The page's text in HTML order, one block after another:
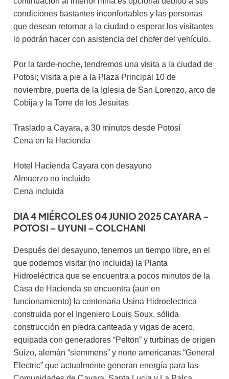
condiciones bastantes inconfortables y las personas
que desean retornar a la ciudad o esperar los visitantes
lo podrán hacer con asistencia del chofer del vehículo.
Por la tarde-noche, tendremos una visita a la ciudad de
Potosi; Visita a pie a la Plaza Principal 10 de
noviembre, puerta de la Iglesia de San Lorenzo, arco de
Cobija y la Torre de los Jesuitas
Traslado a Cayara, a 30 minutos desde Potosí
Cena en la Hacienda
Hotel Hacienda Cayara con desayuno
Almuerzo no incluido
Cena incluida
DIA 4 MIÉRCOLES 04 JUNIO 2025 CAYARA –
POTOSI – UYUNI – COLCHANI
Después del desayuno, tenemos un tiempo libre, en el
que podemos visitar (no incluida) la Planta
Hidroeléctrica que se encuentra a pocos minutos de la
Casa de Hacienda se encuentra (aun en
funcionamiento) la centenaria Usina Hidroelectrica
construida por el Ingeniero Louis Soux, sólida
construcción en piedra canteada y vigas de acero,
equipada con generadores “Pelton” y turbinas de origen
Suizo, alemán “siemmens” y norte americanas “General
Electric” que actualmente generan energía para las